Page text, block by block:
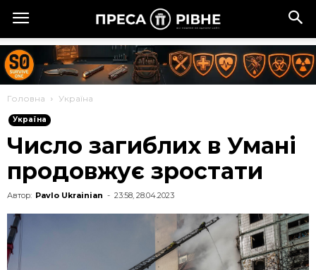
Головна Україна
Україна
Число загиблих в Умані
продовжує зростати
Автор: Pavlo Ukrainian - 23:58, 28.04.2023